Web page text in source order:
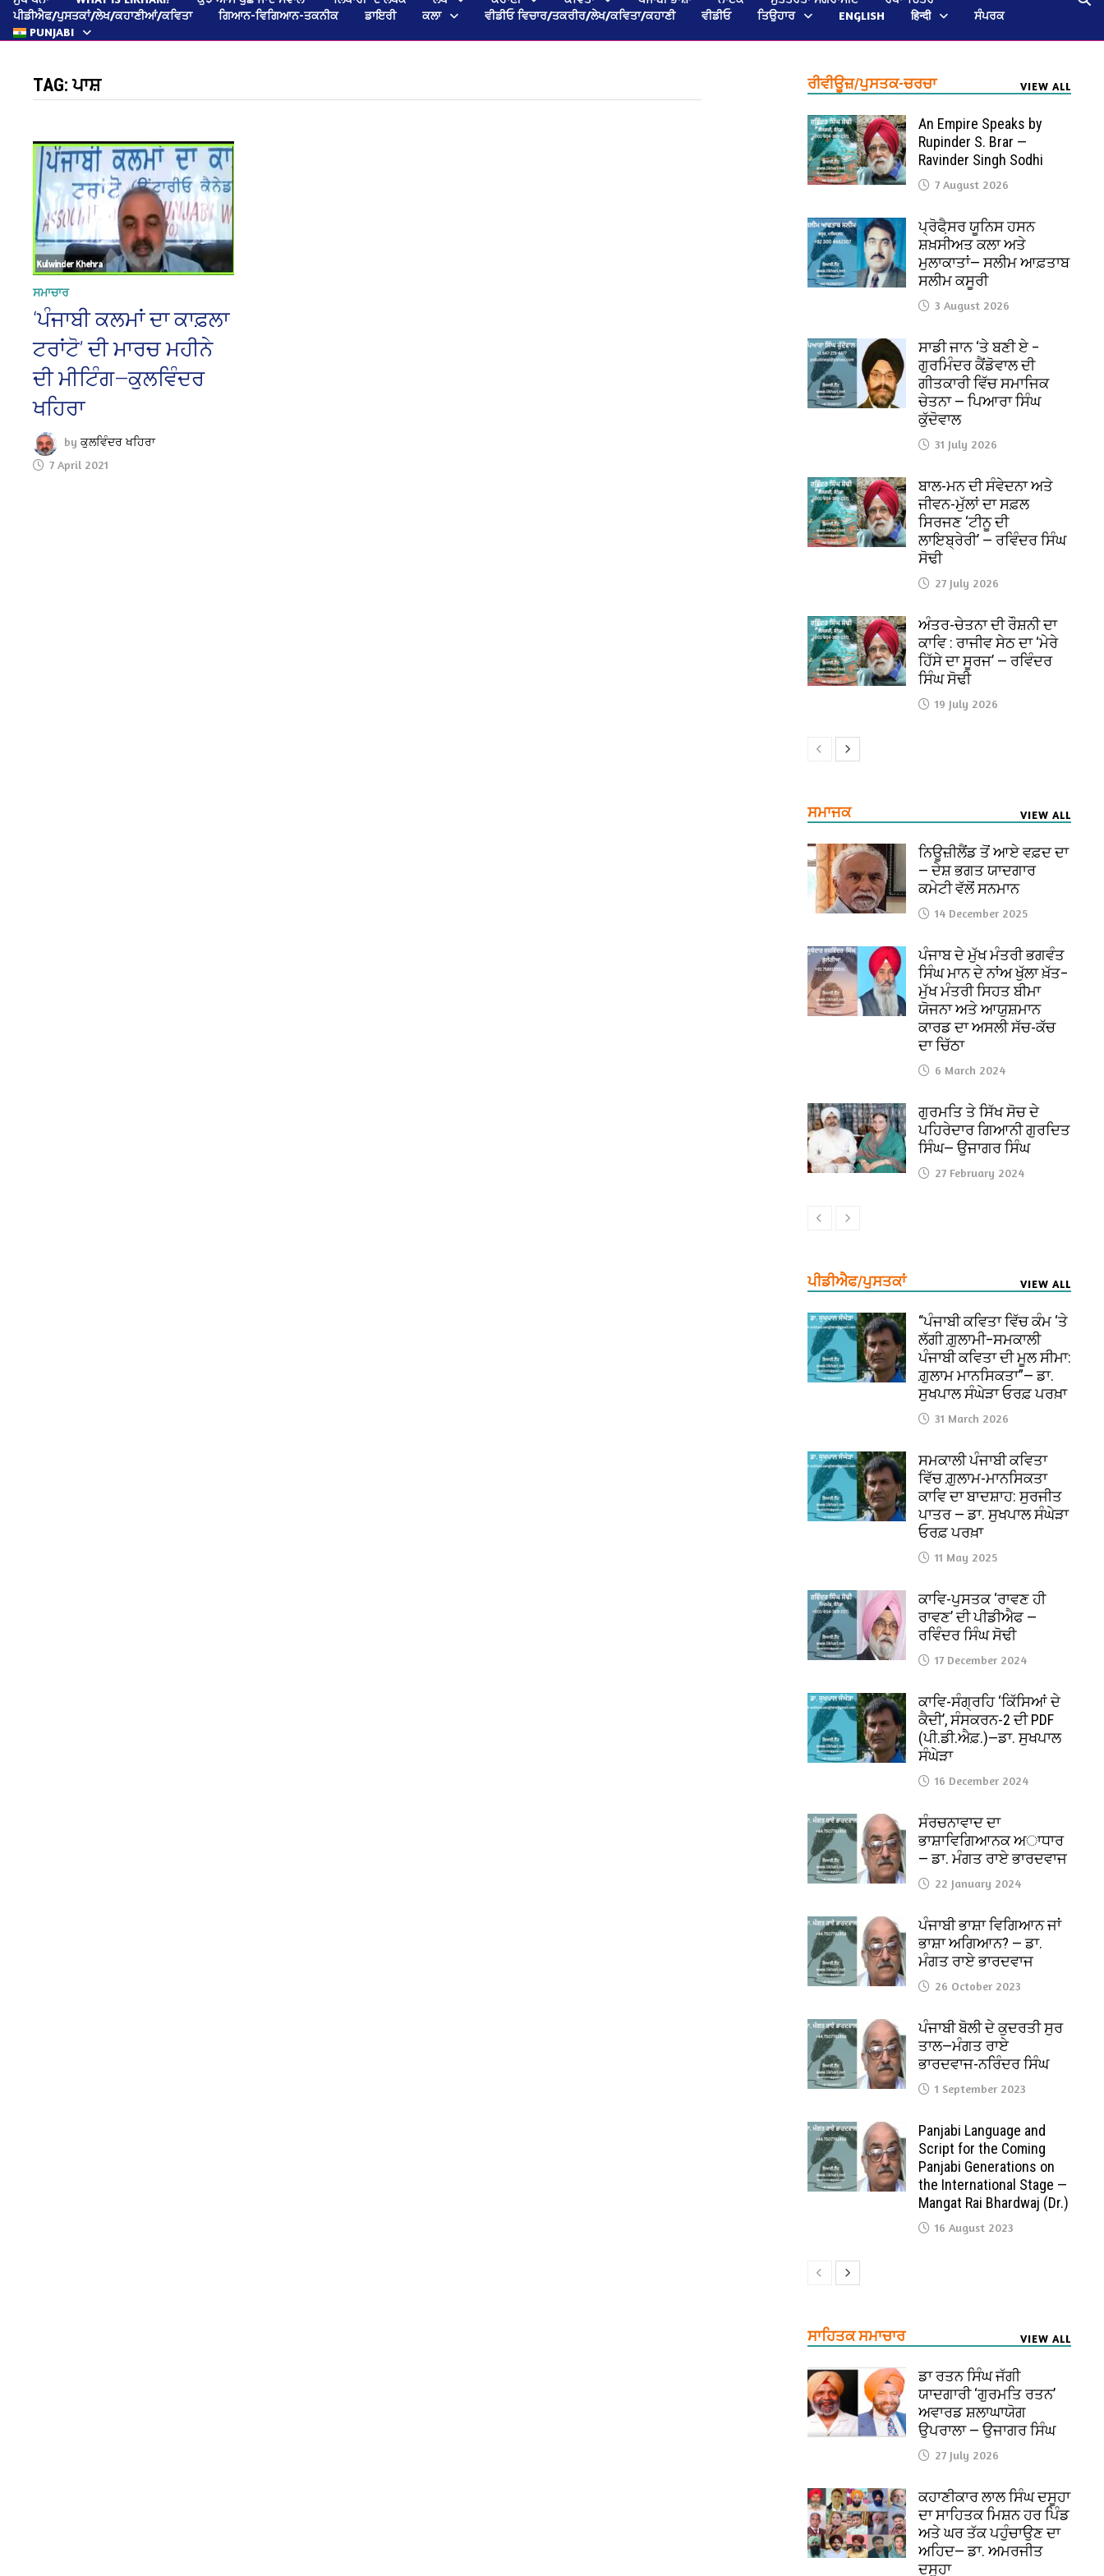
ਪੀਡੀਐਫ/ਪੁਸਤਕਾਂ/ਲੇਖ/ਕਹਾਣੀਆਂ/ਕਵਿਤਾ
ਗਿਆਨ-ਵਿਗਿਆਨ-ਤਕਨੀਕ ਡਾਇਰੀ ਕਲਾ ਵੀਡੀਓ ਵਿਚਾਰ/ਤਕਰੀਰ/ਲੇਖ/ਕਵਿਤਾ/ਕਹਾਣੀ ਵੀਡੀਓ ਤਿਉਹਾਰ ENGLISH हिन्दी
ਸੰਪਰਕ
PUNJABI
TAG:ਪਾਸ਼
ਸਮਾਚਾਰ
‘ਪੰਜਾਬੀ ਕਲਮਾਂ ਦਾ ਕਾਫ਼ਲਾ
ਟਰਾਂਟੋ’ ਦੀ ਮਾਰਚ ਮਹੀਨੇ
ਦੀ ਮੀਟਿੰਗ—ਕੁਲਵਿੰਦਰ
ਖਹਿਰਾ
byਕੁਲਵਿੰਦਰ ਖਹਿਰਾ
7 April 2021
ਰੀਵੀਊਜ਼/ਪੁਸਤਕ-ਚਰਚਾ VIEW ALL
An Empire Speaks by
Rupinder S. Brar —
Ravinder Singh Sodhi
7 August 2026
ਪ੍ਰੋਫੈ਼ਸਰ ਯੂਨਿਸ ਹਸਨ
ਸ਼ਖ਼ਸੀਅਤ ਕਲਾ ਅਤੇ
ਮੁਲਾਕਾਤਾਂ— ਸਲੀਮ ਆਫ਼ਤਾਬ
ਸਲੀਮ ਕਸੂਰੀ
3 August 2026
ਸਾਡੀ ਜਾਨ ‘ਤੇ ਬਣੀ ਏ –
ਗੁਰਮਿੰਦਰ ਕੈਂਡੋਵਾਲ ਦੀ
ਗੀਤਕਾਰੀ ਵਿੱਚ ਸਮਾਜਿਕ
ਚੇਤਨਾ — ਪਿਆਰਾ ਸਿੰਘ
ਕੁੱਦੋਵਾਲ
31 July 2026
ਬਾਲ-ਮਨ ਦੀ ਸੰਵੇਦਨਾ ਅਤੇ
ਜੀਵਨ-ਮੁੱਲਾਂ ਦਾ ਸਫ਼ਲ
ਸਿਰਜਣ ‘ਟੀਨੂ ਦੀ
ਲਾਇਬ੍ਰੇਰੀ’ — ਰਵਿੰਦਰ ਸਿੰਘ
ਸੋਢੀ
27 July 2026
ਅੰਤਰ-ਚੇਤਨਾ ਦੀ ਰੌਸ਼ਨੀ ਦਾ
ਕਾਵਿ : ਰਾਜੀਵ ਸੇਠ ਦਾ ‘ਮੇਰੇ
ਹਿੱਸੇ ਦਾ ਸੂਰਜ’ — ਰਵਿੰਦਰ
ਸਿੰਘ ਸੋਢੀ
19 July 2026
ਸਮਾਜਕ VIEW ALL
ਨਿਊਜ਼ੀਲੈਂਡ ਤੋਂ ਆਏ ਵਫ਼ਦ ਦਾ
— ਦੇਸ਼ ਭਗਤ ਯਾਦਗਾਰ
ਕਮੇਟੀ ਵੱਲੋਂ ਸਨਮਾਨ
14 December 2025
ਪੰਜਾਬ ਦੇ ਮੁੱਖ ਮੰਤਰੀ ਭਗਵੰਤ
ਸਿੰਘ ਮਾਨ ਦੇ ਨਾਂਅ ਖੁੱਲਾ ਖ਼ੱਤ–
ਮੁੱਖ ਮੰਤਰੀ ਸਿਹਤ ਬੀਮਾ
ਯੋਜਨਾ ਅਤੇ ਆਯੁਸ਼ਮਾਨ
ਕਾਰਡ ਦਾ ਅਸਲੀ ਸੱਚ-ਕੱਚ
ਦਾ ਚਿੱਠਾ
6 March 2024
ਗੁਰਮਤਿ ਤੇ ਸਿੱਖ ਸੋਚ ਦੇ
ਪਹਿਰੇਦਾਰ ਗਿਆਨੀ ਗੁਰਦਿਤ
ਸਿੰਘ— ਉਜਾਗਰ ਸਿੰਘ
27 February 2024
ਪੀਡੀਐਫ/ਪੁਸਤਕਾਂ VIEW ALL
“ਪੰਜਾਬੀ ਕਵਿਤਾ ਵਿੱਚ ਕੰਮ ‘ਤੇ
ਲੱਗੀ ਗ਼ੁਲਾਮੀ–ਸਮਕਾਲੀ
ਪੰਜਾਬੀ ਕਵਿਤਾ ਦੀ ਮੂਲ ਸੀਮਾ:
ਗ਼ੁਲਾਮ ਮਾਨਸਿਕਤਾ”— ਡਾ.
ਸੁਖਪਾਲ ਸੰਘੇੜਾ ਓਰਫ਼ ਪਰਖ਼ਾ
31 March 2026
ਸਮਕਾਲੀ ਪੰਜਾਬੀ ਕਵਿਤਾ
ਵਿੱਚ ਗ਼ੁਲਾਮ-ਮਾਨਸਿਕਤਾ
ਕਾਵਿ ਦਾ ਬਾਦਸ਼ਾਹ: ਸੁਰਜੀਤ
ਪਾਤਰ — ਡਾ. ਸੁਖਪਾਲ ਸੰਘੇੜਾ
ਓਰਫ਼ ਪਰਖ਼ਾ
11 May 2025
ਕਾਵਿ-ਪੁਸਤਕ ‘ਰਾਵਣ ਹੀ
ਰਾਵਣ’ ਦੀ ਪੀਡੀਐਫ —
ਰਵਿੰਦਰ ਸਿੰਘ ਸੋਢੀ
17 December 2024
ਕਾਵਿ-ਸੰਗ੍ਰਹਿ ‘ਕਿੱਸਿਆਂ ਦੇ
ਕੈਦੀ’, ਸੰਸਕਰਨ-2 ਦੀ PDF
(ਪੀ.ਡੀ.ਐਫ਼.)—ਡਾ. ਸੁਖਪਾਲ
ਸੰਘੇੜਾ
16 December 2024
ਸੰਰਚਨਾਵਾਦ ਦਾ
ਭਾਸ਼ਾਵਿਗਿਆਨਕ ਅਾਧਾਰ
— ਡਾ. ਮੰਗਤ ਰਾਏ ਭਾਰਦਵਾਜ
22 January 2024
ਪੰਜਾਬੀ ਭਾਸ਼ਾ ਵਿਗਿਆਨ ਜਾਂ
ਭਾਸ਼ਾ ਅਗਿਆਨ? — ਡਾ.
ਮੰਗਤ ਰਾਏ ਭਾਰਦਵਾਜ
26 October 2023
ਪੰਜਾਬੀ ਬੋਲੀ ਦੇ ਕੁਦਰਤੀ ਸੁਰ
ਤਾਲ—ਮੰਗਤ ਰਾਏ
ਭਾਰਦਵਾਜ-ਨਰਿੰਦਰ ਸਿੰਘ
1 September 2023
Panjabi Language and
Script for the Coming
Panjabi Generations on
the International Stage —
Mangat Rai Bhardwaj (Dr.)
16 August 2023
ਸਾਹਿਤਕ ਸਮਾਚਾਰ VIEW ALL
ਡਾ ਰਤਨ ਸਿੰਘ ਜੱਗੀ
ਯਾਦਗਾਰੀ ‘ਗੁਰਮਤਿ ਰਤਨ’
ਅਵਾਰਡ ਸ਼ਲਾਘਾਯੋਗ
ਉਪਰਾਲਾ — ਉਜਾਗਰ ਸਿੰਘ
27 July 2026
ਕਹਾਣੀਕਾਰ ਲਾਲ ਸਿੰਘ ਦਸੂਹਾ
ਦਾ ਸਾਹਿਤਕ ਮਿਸ਼ਨ ਹਰ ਪਿੰਡ
ਅਤੇ ਘਰ ਤੱਕ ਪਹੁੰਚਾਉਣ ਦਾ
ਅਹਿਦ— ਡਾ. ਅਮਰਜੀਤ
ਦਸੂਹਾ